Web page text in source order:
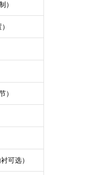
）
）
可选）